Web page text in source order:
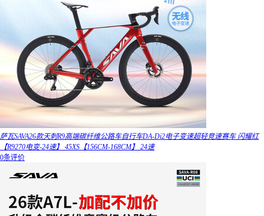
萨瓦SAVA26款天刺R9高端碳纤维公路车自行车DA-Di2电子变速超轻竞速赛车 闪耀红
【R9270电变-24速】 45XS【156CM-168CM】 24速
0条评价